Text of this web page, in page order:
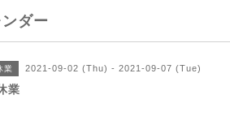
ダー
業 2021-09-02 (Thu) - 2021-09-07 (Tue)
業